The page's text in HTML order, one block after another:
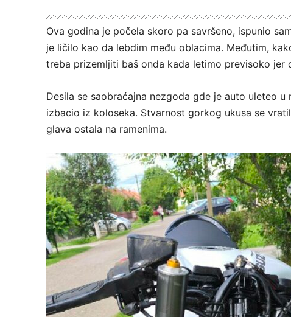
Ova godina je počela skoro pa savršeno, ispunio
je ličilo kao da lebdim među oblacima. Međutim,
treba prizemljiti baš onda kada letimo previsoko jer
Desila se saobraćajna nezgoda gde je auto uleteo
izbacio iz koloseka. Stvarnost gorkog ukusa se
glava ostala na ramenima.